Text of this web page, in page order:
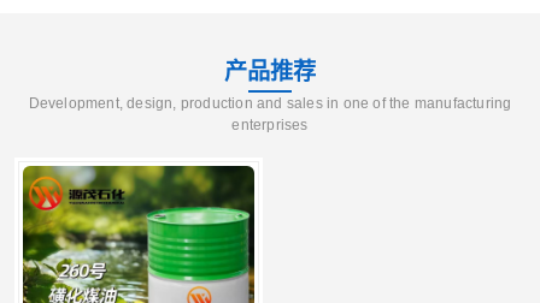
产品推荐
Development, design, production and sales in one of the manufacturing
enterprises